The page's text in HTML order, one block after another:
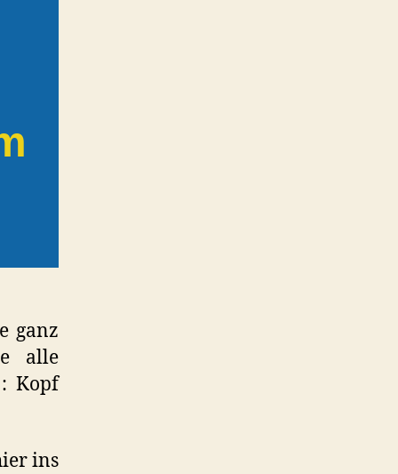
ganz
alle
Kopf
ins